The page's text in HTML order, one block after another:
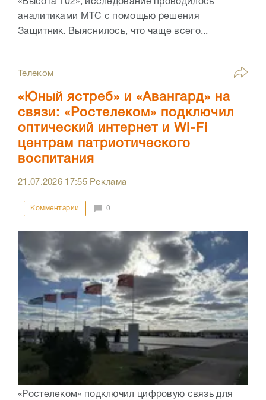
«Высота 102», исследование проводилось
аналитиками МТС с помощью решения
Защитник. Выяснилось, что чаще всего...
Телеком
«Юный ястреб» и «Авангард» на
связи: «Ростелеком» подключил
оптический интернет и Wi-Fi
центрам патриотического
воспитания
21.07.2026 17:55Реклама
Комментарии 0
«Ростелеком» подключил цифровую связь для